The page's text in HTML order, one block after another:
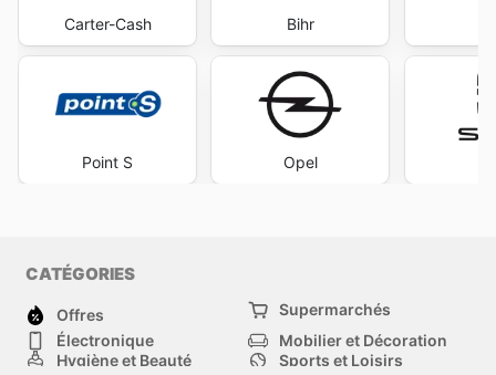
Carter-Cash
Point S
Bihr
Opel
CATÉGORIES
Offres
Supermarchés
Électronique
Mobilier et Décoration
Hygiène et Beauté
Sports et Loisirs